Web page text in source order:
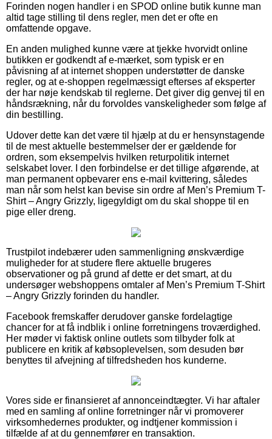
Forinden nogen handler i en SPOD online butik kunne man
altid tage stilling til dens regler, men det er ofte en
omfattende opgave.
En anden mulighed kunne være at tjekke hvorvidt online
butikken er godkendt af e-mærket, som typisk er en
påvisning af at internet shoppen understøtter de danske
regler, og at e-shoppen regelmæssigt efterses af eksperter
der har nøje kendskab til reglerne. Det giver dig genvej til en
håndsrækning, når du forvoldes vanskeligheder som følge af
din bestilling.
Udover dette kan det være til hjælp at du er hensynstagende
til de mest aktuelle bestemmelser der er gældende for
ordren, som eksempelvis hvilken returpolitik internet
selskabet lover. I den forbindelse er det tillige afgørende, at
man permanent opbevarer ens e-mail kvittering, således
man når som helst kan bevise sin ordre af Men’s Premium T-
Shirt – Angry Grizzly, ligegyldigt om du skal shoppe til en
pige eller dreng.
Trustpilot indebærer uden sammenligning ønskværdige
muligheder for at studere flere aktuelle brugeres
observationer og på grund af dette er det smart, at du
undersøger webshoppens omtaler af Men’s Premium T-Shirt
– Angry Grizzly forinden du handler.
Facebook fremskaffer derudover ganske fordelagtige
chancer for at få indblik i online forretningens troværdighed.
Her møder vi faktisk online outlets som tilbyder folk at
publicere en kritik af købsoplevelsen, som desuden bør
benyttes til afvejning af tilfredsheden hos kunderne.
Vores side er finansieret af annonceindtægter. Vi har aftaler
med en samling af online forretninger når vi promoverer
virksomhedernes produkter, og indtjener kommission i
tilfælde af at du gennemfører en transaktion.